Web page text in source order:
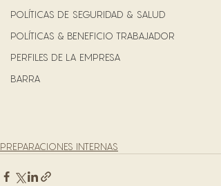
POLÍTICAS DE SEGURIDAD & SALUD
POLÍTICAS & BENEFICIO TRABAJADOR
PERFILES DE LA EMPRESA
BARRA
PREPARACIONES INTERNAS